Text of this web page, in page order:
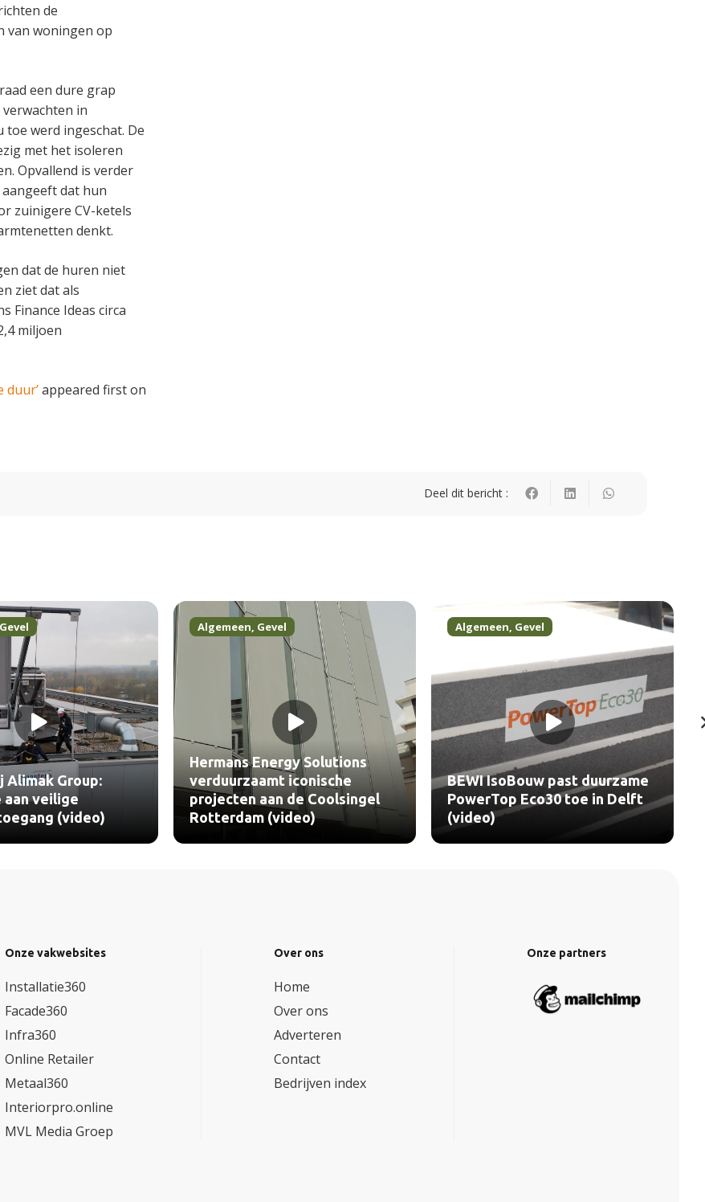
de
van woningen op
een dure grap
in
werd ingeschat. De
met het isoleren
Opvallend is verder
dat hun
zuinigere CV-ketels
denkt.
dat de huren niet
ziet dat als
Finance Ideas circa
miljoen
duur’appeared first on
Deel dit bericht :
Gevel
Alimak Group:
aan veilige
(video)
Algemeen, Gevel
Hermans Energy Solutions
verduurzaamt iconische
projecten aan de Coolsingel
Rotterdam (video)
Algemeen, Gevel
BEWI IsoBouw past duurzame
PowerTop Eco30 toe in Delft
(video)
Onze vakwebsites
Installatie360
Facade360
Infra360
Online Retailer
Metaal360
Interiorpro.online
MVL Media Groep
Over ons
Home
Over ons
Adverteren
Contact
Bedrijven index
Onze partners